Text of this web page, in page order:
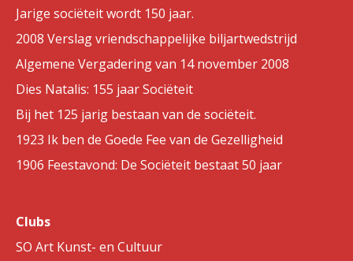
Jarige sociëteit wordt 150 jaar.
2008 Verslag vriendschappelijke biljartwedstrijd
Algemene Vergadering van 14 november 2008
Dies Natalis: 155 jaar Sociëteit
Bij het 125 jarig bestaan van de sociëteit.
1923 Ik ben de Goede Fee van de Gezelligheid
1906 Feestavond: De Sociëteit bestaat 50 jaar
Clubs
SO Art Kunst- en Cultuur